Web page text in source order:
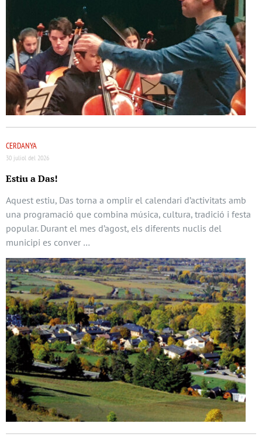
CERDANYA
30 juliol del 2026
Estiu a Das!
Aquest estiu, Das torna a omplir el calendari d’activitats amb
una programació que combina música, cultura, tradició i festa
popular. Durant el mes d’agost, els diferents nuclis del
municipi es conver …